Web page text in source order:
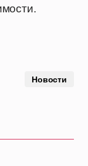
Новости